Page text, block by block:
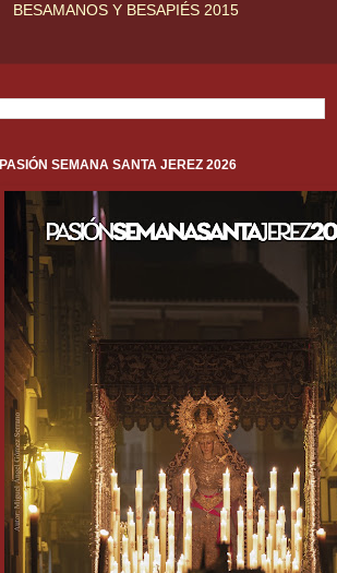
BESAMANOS Y BESAPIÉS 2015
PASIÓN SEMANA SANTA JEREZ 2026